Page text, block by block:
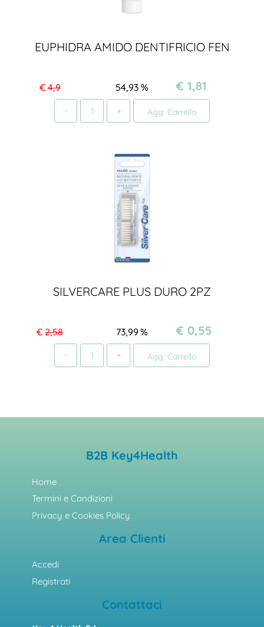
EUPHIDRA AMIDO DENTIFRICIO FEN
€4,9 %
54,93 € 1,81
Agg. Carrello
SILVERCARE PLUS DURO 2PZ
€ 2,58 %
73,99 € 0,55
Agg. Carrello
B2B Key4Health
Home
Termini e Condizioni
Privacy e Cookies Policy
Area Clienti
Accedi
Registrati
Contattaci